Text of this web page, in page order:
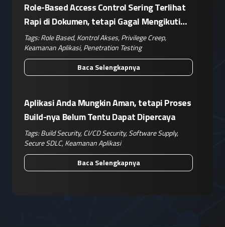
Role-Based Access Control Sering Terlihat
Rapi di Dokumen, tetapi Gagal Mengikuti
Operasional Nyata
Tags:Role Based,Kontrol Akses,Privilege Creep,
Keamanan Aplikasi,Penetration Testing
Baca Selengkapnya
Aplikasi Anda Mungkin Aman, tetapi Proses
Build-nya Belum Tentu Dapat Dipercaya
Tags:Build Security,CI/CD Security,Software Supply,
Secure SDLC,Keamanan Aplikasi
Baca Selengkapnya